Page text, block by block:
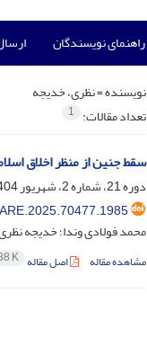
راهنمای نویسندگان
نویسنده =نظری، خدیجه
تعداد مقالات: 1
سقط جنین از منظر اخلاق
دوره 21، شماره 2، شهریور 1404، صفحه
محمد فولادی وندا؛ خدیجه
مشاهده مقاله اصل مقاله K